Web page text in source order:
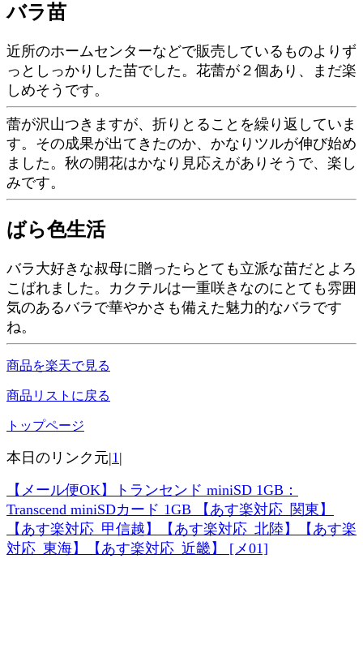
バラ苗
近所のホームセンターなどで販売しているものよりず
っとしっかりした苗でした。花蕾が２個あり、まだ楽
しめそうです。
蕾が沢山つきますが、折りとることを繰り返していま
す。その成果が出てきたのか、かなりツルが伸び始め
ました。秋の開花はかなり見応えがありそうで、楽し
みです。
ばら色生活
バラ大好きな叔母に贈ったらとても立派な苗だとよろ
こばれました。カクテルは一重咲きなのにとても雰囲
気のあるバラで華やかさも備えた魅力的なバラです
ね。
商品を楽天で見る
商品リストに戻る
トップページ
本日のリンク元|1 |
【メール便OK】トランセンド miniSD 1GB：
Transcend miniSDカード 1GB 【あす楽対応_関東】
【あす楽対応_甲信越】【あす楽対応_北陸】【あす楽
対応_東海】【あす楽対応_近畿】 [メ01]